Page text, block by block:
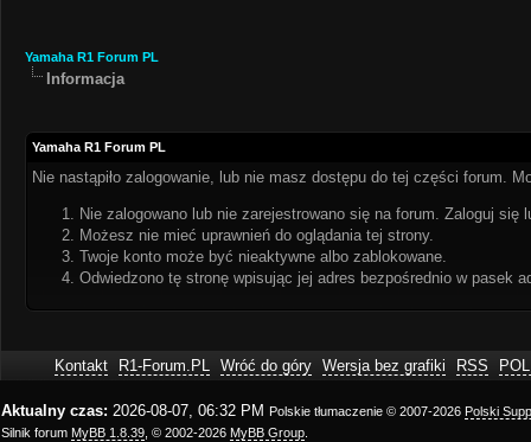
Yamaha R1 Forum PL
Informacja
Yamaha R1 Forum PL
Nie nastąpiło zalogowanie, lub nie masz dostępu do tej części forum.
Nie zalogowano lub nie zarejestrowano się na forum. Zaloguj się
Możesz nie mieć uprawnień do oglądania tej strony.
Twoje konto może być nieaktywne albo zablokowane.
Odwiedzono tę stronę wpisując jej adres bezpośrednio w pasek
Kontakt R1-Forum.PL Wróć do góry Wersja bez grafiki RSS
Aktualny czas: 2026-08-07, 06:32 PM Polskie tłumaczenie © 2007-2026 Polski
Silnik forum MyBB 1.8.39 , © 2002-2026 MyBB Group